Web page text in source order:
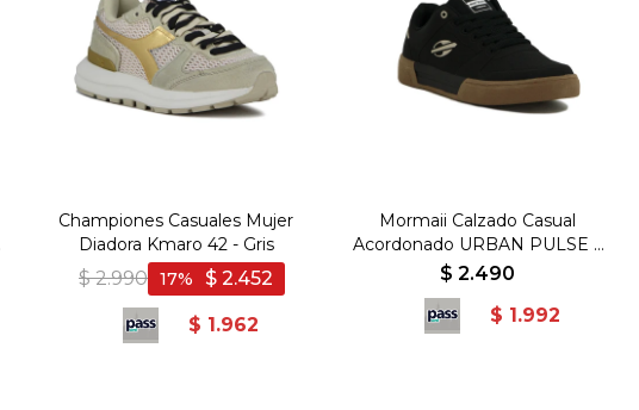
Championes Casuales Mujer
Diadora Kmaro 42 - Gris
$ 2.990 $ 2.452
17
$ 1.962
Mormaii Calzado Casual
Acordonado URBAN PULSE 2
- Negro-Beige
$ 2.490
$ 1.992